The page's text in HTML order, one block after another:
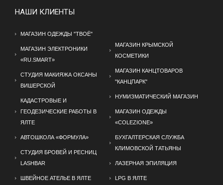
НАШИ КЛИЕНТЫ
МАГАЗИН ОДЕЖДЫ "ТВОЁ"
МАГАЗИН ЭЛЕКТРОНИКИ
«RU.SMART»
СТУДИЯ МАКИЯЖА ОКСАНЫ
ВИШЕРСКОЙ
КАДАСТРОВЫЕ И
ГЕОДЕЗИЧЕСКИЕ РАБОТЫ В
ЯЛТЕ
АВТОШКОЛА «ФОРМУЛА»
СТУДИЯ БРОВЕЙ И РЕСНИЦ
LASHBAR
ШВЕЙНОЕ АТЕЛЬЕ В ЯЛТЕ
МАГАЗИН КРЫМСКОЙ
КОСМЕТИКИ
МАГАЗИН КАНЦТОВАРОВ
"КАНЦПАРК"
НУМИЗМАТИЧЕСКИЙ МАГАЗИН
МАГАЗИН ОДЕЖДЫ
«COLEZIONE»
БУХГАЛТЕРСКАЯ СЛУЖБА
КЛИМОВСКОЙ ТАТЬЯНЫ
ЛАЗЕРНАЯ ЭПИЛЯЦИЯ
LPG В ЯЛТЕ